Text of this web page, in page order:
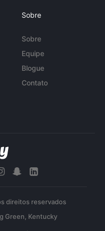
Sobre
Sobre
Equipe
Blogue
Contato
direitos reservados